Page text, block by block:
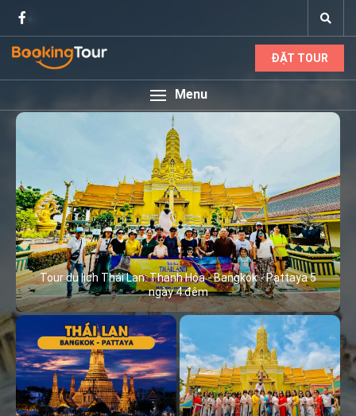
ĐẶT TOUR
Menu
Tour du lịch Thái Lan: Thanh Hóa - Bangkok - Pattaya 5
ngày 4 đêm